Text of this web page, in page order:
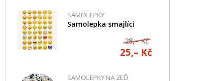
SAMOLEPKY
Samolepka smajlíci
28,– Kč
25,– Kč
SAMOLEPKY NA ZEĎ